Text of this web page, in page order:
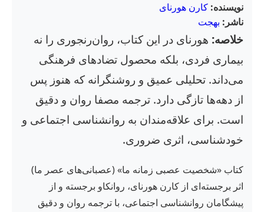
نویسنده: کارن هورنای
ناشر: بهجت
خلاصه: هورنای در این کتاب، روان‌رنجوری را نه
بیماری فردی، بلکه محصول تضادهای فرهنگی
می‌داند. تحلیلی عمیق و روشنگرانه که هنوز پس
از دهه‌ها تازگی دارد. ترجمه مصفا روان و دقیق
است. برای علاقه‌مندان به روانشناسی اجتماعی و
خودشناسی، اثری ضروری.
کتاب «شخصیت عصبی زمانه ما» (عصبانی‌های عصر ما)
اثر برجسته‌ای از کارن هورنای، روانکاو برجسته و از
پیشگامان روانشناسی اجتماعی، با ترجمه روان و دقیق